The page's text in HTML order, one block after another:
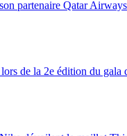
partenaire Qatar
de la 2e édition du